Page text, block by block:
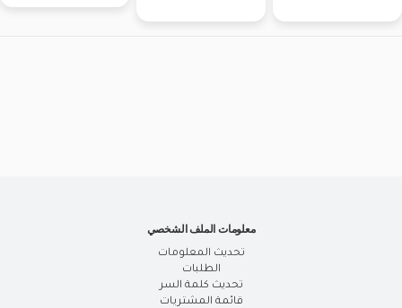
معلومات الملف الشخصي
تحديث المعلومات
الطلبات
تحديث كلمة السر
قائمة المشتريات